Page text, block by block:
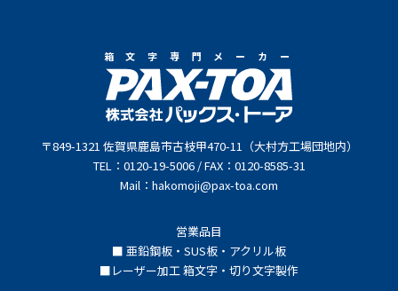
箱文字専門メーカー
〒849-1321 佐賀県鹿島市古枝甲470-11（大村方工場団地内）
TEL：0120-19-5006 / FAX：0120-8585-31
Mail：hakomoji@pax-toa.com
営業品目
■ 亜鉛鋼板・SUS板・アクリル板
■レーザー加工 箱文字・切り文字製作